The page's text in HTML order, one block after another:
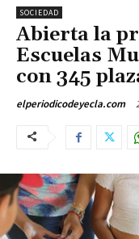
SOCIEDAD
Abierta la
Escuelas
con 345
elperiodicodeyecla.com